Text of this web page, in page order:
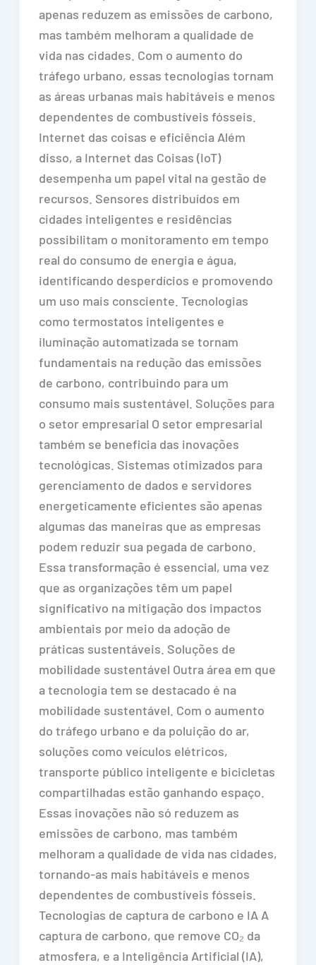
apenas reduzem as emissões de carbono,
mas também melhoram a qualidade de
vida nas cidades. Com o aumento do
tráfego urbano, essas tecnologias tornam
as áreas urbanas mais habitáveis e menos
dependentes de combustíveis fósseis.
Internet das coisas e eficiência Além
disso, a Internet das Coisas (IoT)
desempenha um papel vital na gestão de
recursos. Sensores distribuídos em
cidades inteligentes e residências
possibilitam o monitoramento em tempo
real do consumo de energia e água,
identificando desperdícios e promovendo
um uso mais consciente. Tecnologias
como termostatos inteligentes e
iluminação automatizada se tornam
fundamentais na redução das emissões
de carbono, contribuindo para um
consumo mais sustentável. Soluções para
o setor empresarial O setor empresarial
também se beneficia das inovações
tecnológicas. Sistemas otimizados para
gerenciamento de dados e servidores
energeticamente eficientes são apenas
algumas das maneiras que as empresas
podem reduzir sua pegada de carbono.
Essa transformação é essencial, uma vez
que as organizações têm um papel
significativo na mitigação dos impactos
ambientais por meio da adoção de
práticas sustentáveis. Soluções de
mobilidade sustentável Outra área em que
a tecnologia tem se destacado é na
mobilidade sustentável. Com o aumento
do tráfego urbano e da poluição do ar,
soluções como veículos elétricos,
transporte público inteligente e bicicletas
compartilhadas estão ganhando espaço.
Essas inovações não só reduzem as
emissões de carbono, mas também
melhoram a qualidade de vida nas cidades,
tornando-as mais habitáveis e menos
dependentes de combustíveis fósseis.
Tecnologias de captura de carbono e IA A
captura de carbono, que remove CO₂ da
atmosfera, e a Inteligência Artificial (IA),